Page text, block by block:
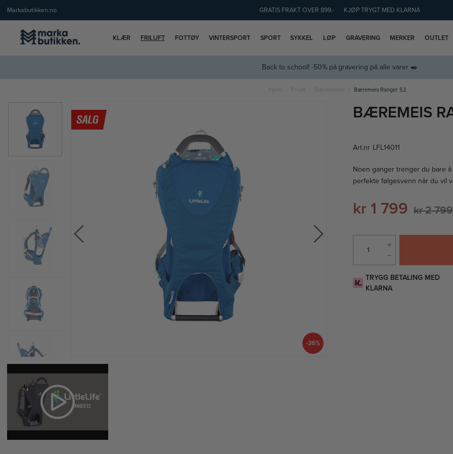
Markabutikken.no GRATIS FRAKT OVER 899,- KJØP TRYGT MED KLARNA
KLÆR FRILUFT FOTTØY VINTERSPORT SPORT SYKKEL LØP GRAVERING MERKER OUTLET
Back to school! -50% på gravering på alle varer ✒️
Hjem Friluft Bæremeiser Bæremeis Ranger S2
-36%
BÆREMEIS
Art.nr LFL14011
Noen ganger trenger du bare
perfekte følgesvenn når du vil
kr 1 799 kr 2 799
TRYGG BETALING MED
KLARNA